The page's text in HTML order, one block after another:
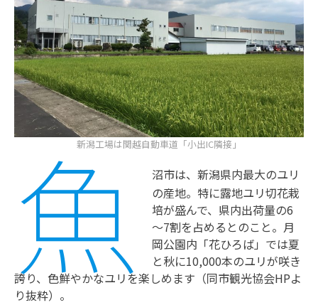
新潟工場は関越自動車道「小出IC隣接」
魚
沼市は、新潟県内最大のユリ
の産地。特に露地ユリ切花栽
培が盛んで、県内出荷量の6
～7割を占めるとのこと。月
岡公園内「花ひろば」では夏
と秋に10,000本のユリが咲き
誇り、色鮮やかなユリを楽しめます（同市観光協会HPよ
り抜粋）。